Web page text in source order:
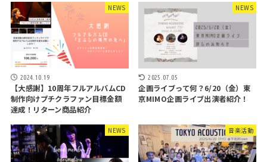
NEWS
2024.10.19
【大感謝】10周年フルアルバムCD
制作向けプチクラファン目標金額
達成！リターン商品紹介
NEWS
2025.07.05
企画ライブって何？6/20（金）東
京MIMO企画ライブ出演者紹介！
NEWS 音楽活動